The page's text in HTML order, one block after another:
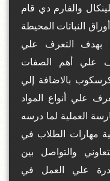
والفارم دي قام
النباتات المحيطة
بهدف التعرف علي
علي أهم الصفات
بالاضافة إلي
علي أنواع المواد
العملية لما درسه
مهارات الطلاب في
والتواصل بين
علي العمل في